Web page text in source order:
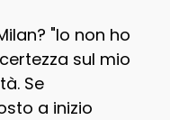
"Io non ho
sul mio
Se
a inizio